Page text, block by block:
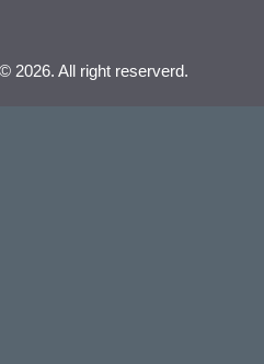
2026. All right reserverd.